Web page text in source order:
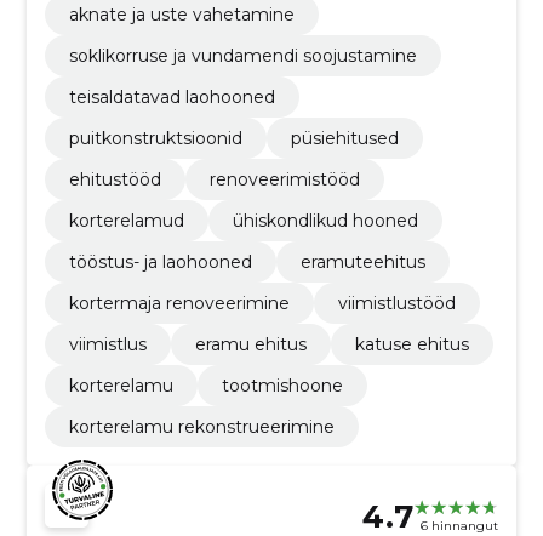
aknate ja uste vahetamine
soklikorruse ja vundamendi soojustamine
teisaldatavad laohooned
puitkonstruktsioonid
püsiehitused
ehitustööd
renoveerimistööd
korterelamud
ühiskondlikud hooned
tööstus- ja laohooned
eramuteehitus
kortermaja renoveerimine
viimistlustööd
viimistlus
eramu ehitus
katuse ehitus
korterelamu
tootmishoone
korterelamu rekonstrueerimine
4.7 6 hinnangut